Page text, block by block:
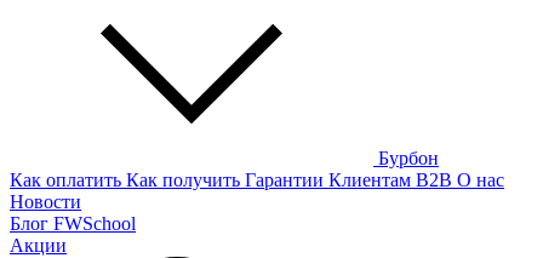
Бурбон
Как оплатить Как получить Гарантии Клиентам B2B О нас
Новости
Блог FWSchool
Акции